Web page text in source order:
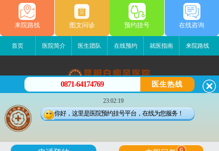
来院路线 图文问诊 预约挂号 在线咨询
首页 医院简介 医生团队 在线预约 就医指南 来院路线
昆明白癜风医院
昆明市五华区护国路2号
版权所有：昆明白癜风医院
滇公安备 53010202000563号
0871-64174769 医生热线
23:02:19
你好，这里是医院预约挂号平台，在线为您服务！